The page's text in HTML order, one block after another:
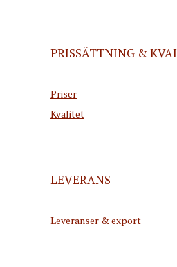
PRISSÄTTNING &
Priser
Kvalitet
LEVERANS
Leveranser & export